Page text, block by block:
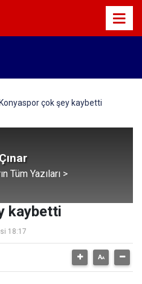
Konyaspor çok şey kaybetti
Tüm Yazıları >
kaybetti
18:17